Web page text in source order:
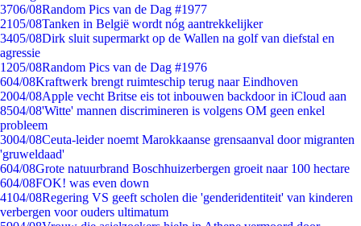
3706/08Random Pics van de Dag #1977
2105/08Tanken in België wordt nóg aantrekkelijker
3405/08Dirk sluit supermarkt op de Wallen na golf van diefstal en
agressie
1205/08Random Pics van de Dag #1976
604/08Kraftwerk brengt ruimteschip terug naar Eindhoven
2004/08Apple vecht Britse eis tot inbouwen backdoor in iCloud aan
8504/08'Witte' mannen discrimineren is volgens OM geen enkel
probleem
3004/08Ceuta-leider noemt Marokkaanse grensaanval door migranten
'gruweldaad'
604/08Grote natuurbrand Boschhuizerbergen groeit naar 100 hectare
604/08FOK! was even down
4104/08Regering VS geeft scholen die 'genderidentiteit' van kinderen
verbergen voor ouders ultimatum